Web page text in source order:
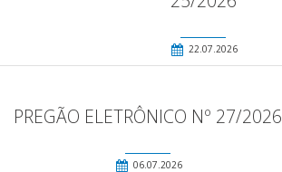
22.07.2026
PREGÃO ELETRÔNICO Nº 27/2026
06.07.2026